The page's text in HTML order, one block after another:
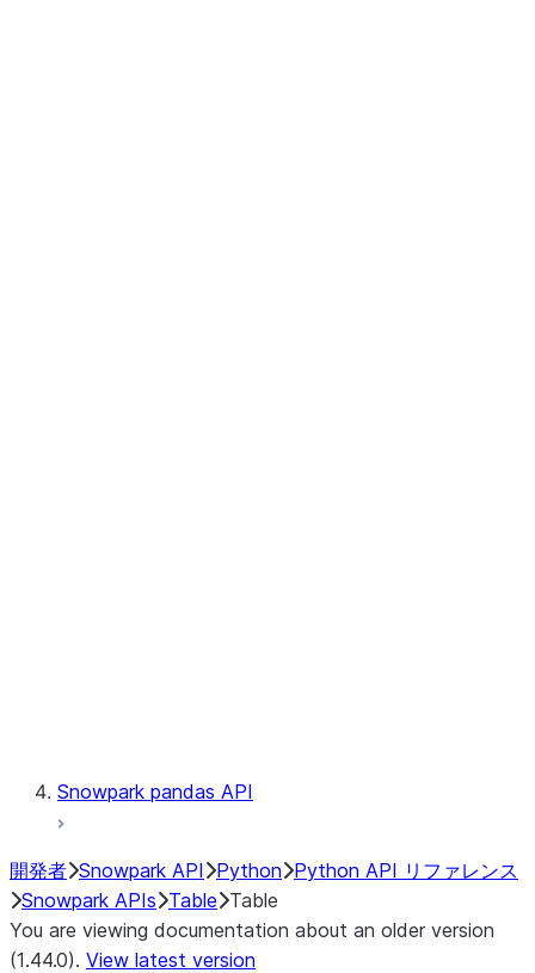
Snowpark pandas API
開発者 Snowpark API Python Python API リファレンス
Snowpark APIs Table Table
You are viewing documentation about an older version
(1.44.0). View latest version